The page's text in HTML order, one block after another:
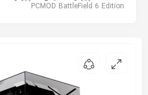
PCMOD BattleField 6 Edition